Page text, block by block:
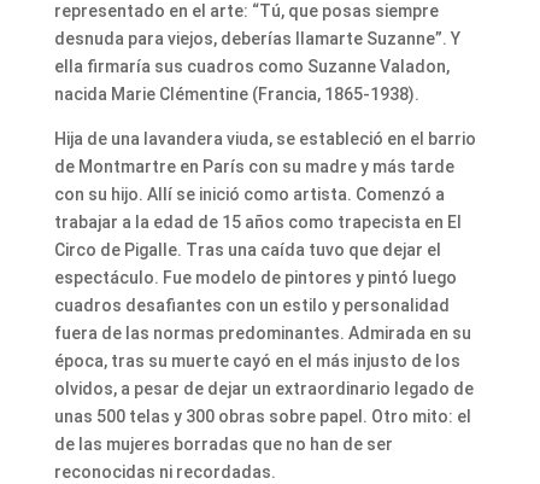
representado en el arte: “Tú, que posas siempre
desnuda para viejos, deberías llamarte Suzanne”. Y
ella firmaría sus cuadros como Suzanne Valadon,
nacida Marie Clémentine (Francia, 1865-1938).
Hija de una lavandera viuda, se estableció en el barrio
de Montmartre en París con su madre y más tarde
con su hijo. Allí se inició como artista. Comenzó a
trabajar a la edad de 15 años como trapecista en El
Circo de Pigalle. Tras una caída tuvo que dejar el
espectáculo. Fue modelo de pintores y pintó luego
cuadros desafiantes con un estilo y personalidad
fuera de las normas predominantes. Admirada en su
época, tras su muerte cayó en el más injusto de los
olvidos, a pesar de dejar un extraordinario legado de
unas 500 telas y 300 obras sobre papel. Otro mito: el
de las mujeres borradas que no han de ser
reconocidas ni recordadas.